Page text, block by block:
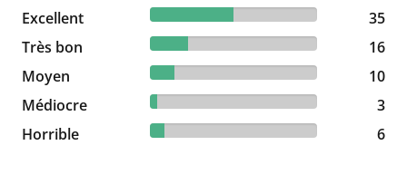
Excellent 50% reviewed Excellent
35 reviews
35
Très bon
22.86% reviewed Très bon
16 reviews
16
Moyen
14.29% reviewed Moyen
10 reviews
10
Médiocre
4.29% reviewed Médiocre
3 reviews
3
Horrible
8.57% reviewed Horrible
6 reviews 6